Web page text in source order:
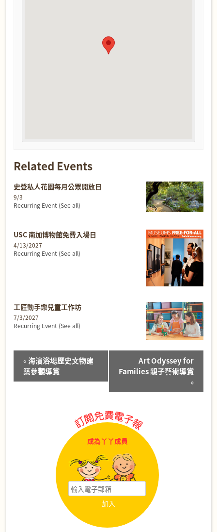
Related Events
史登私人花園每月公眾開放日
9/3
Recurring Event (See all)
USC 南加博物館免費入場日
4/13/2027
Recurring Event (See all)
工匠動手樂兒童工作坊
7/3/2027
Recurring Event (See all)
Event
Navigation
« 海濱浴場歷史文物建
築參觀導賞
Art Odyssey for
Families 親子藝術導賞
»
成為丫丫成員